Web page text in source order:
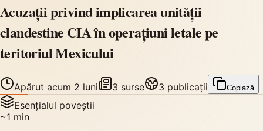
Acuzații privind implicarea unității
clandestine CIA în operațiuni letale pe
teritoriul Mexicului
Apărut acum 2 luni 3 surse 3 publicații Copiază
Esențialul poveștii
~1 min